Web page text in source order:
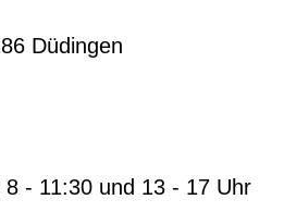
Düdingen
- 11:30 und 13 - 17 Uhr